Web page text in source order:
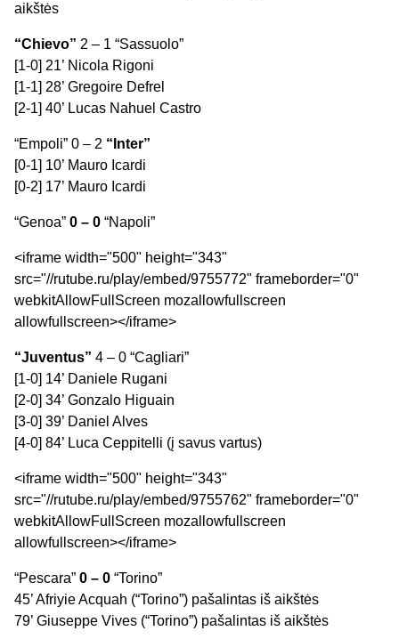
aikštės
“Chievo” 2 – 1 “Sassuolo”
[1-0] 21’ Nicola Rigoni
[1-1] 28’ Gregoire Defrel
[2-1] 40’ Lucas Nahuel Castro
“Empoli” 0 – 2 “Inter”
[0-1] 10’ Mauro Icardi
[0-2] 17’ Mauro Icardi
“Genoa” 0 – 0 “Napoli”
<iframe width="500" height="343"
src="//rutube.ru/play/embed/9755772" frameborder="0"
webkitAllowFullScreen mozallowfullscreen
allowfullscreen></iframe>
“Juventus” 4 – 0 “Cagliari”
[1-0] 14’ Daniele Rugani
[2-0] 34’ Gonzalo Higuain
[3-0] 39’ Daniel Alves
[4-0] 84’ Luca Ceppitelli (į savus vartus)
<iframe width="500" height="343"
src="//rutube.ru/play/embed/9755762" frameborder="0"
webkitAllowFullScreen mozallowfullscreen
allowfullscreen></iframe>
“Pescara” 0 – 0 “Torino”
45’ Afriyie Acquah (“Torino”) pašalintas iš aikštės
79’ Giuseppe Vives (“Torino”) pašalintas iš aikštės